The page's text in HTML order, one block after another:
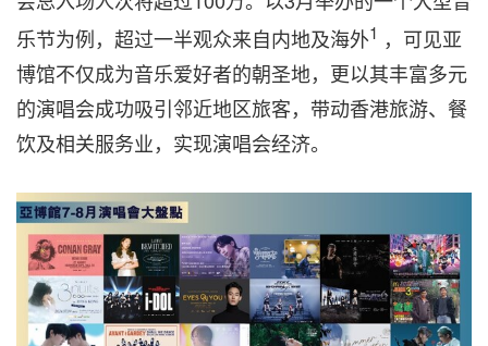
乐节为例，超过一半观众来自内地及海外1 ，可见亚
博馆不仅成为音乐爱好者的朝圣地，更以其丰富多元
的演唱会成功吸引邻近地区旅客，带动香港旅游、餐
饮及相关服务业，实现演唱会经济。